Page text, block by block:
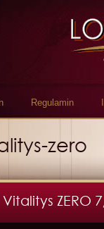
Regulamin
zero
Vitalitys ZERO